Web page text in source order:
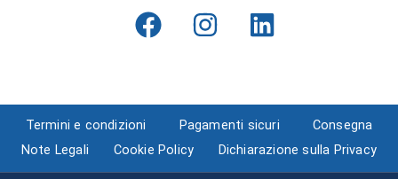
Termini e condizioni Pagamenti sicuri
Consegna
Note Legali
Cookie Policy Dichiarazione sulla Privacy